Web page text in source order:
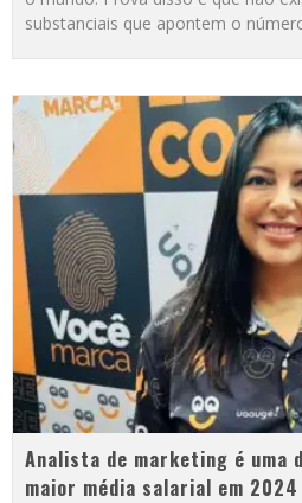
substanciais que apontem o
Analista de marketing é uma
maior média salarial em 2024